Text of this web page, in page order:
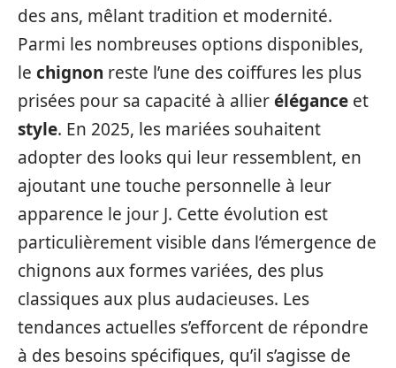
des ans, mêlant tradition et modernité.
Parmi les nombreuses options disponibles,
le chignon reste l’une des coiffures les plus
prisées pour sa capacité à allierélégance et
style. En 2025, les mariées souhaitent
adopter des looks qui leur ressemblent, en
ajoutant une touche personnelle à leur
apparence le jour J. Cette évolution est
particulièrement visible dans l’émergence de
chignons aux formes variées, des plus
classiques aux plus audacieuses. Les
tendances actuelles s’efforcent de répondre
à des besoins spécifiques, qu’il s’agisse de